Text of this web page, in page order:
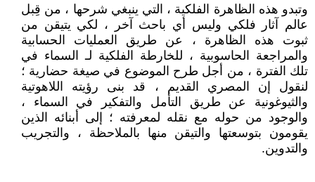
وتبدو هذه الظاهرة الفلكية ، التي ينبغي شرحها ، من قِبل
عالم آثار فلكي وليس أي باحث آخر ، لكي يتيقن من
ثبوت هذه الظاهرة ، عن طريق العمليات الحسابية
والمراجعة الحاسوبية ، للخارطة الفلكية لـ السماء في
تلك الفترة ، من أجل طرح الموضوع في صيغة حضارية ؛
لنقول إن المصري القديم ، قد بنى رؤيته اللاهوتية
والثيوغونية عن طريق التأمل والتفكير في السماء ،
والوجود من حوله مع نقله لمعرفته ؛ إلى أبنائه الذين
يقومون بتوسعتها والتيقن منها بالملاحظة ، والتجريب
والتدوين.